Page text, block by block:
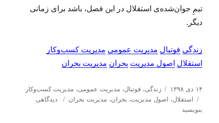
تیمِ جوان‌شده‌ی استقلال در این فصل، باشد برای زمانی
دیگر.
زندگی فوتبال مدیریت عمومی مدیریت کسب‌و‌کار
استقلال اصول مدیریت بحران مدیریت بحران
ا
س
۱۴ دی ۱۳۹۸
د
س
زندگی،فوتبال، مدیریت عمومی، مدیریت كسب‌و‌كار
ب
ر
استقلال، اصول مدیریت، بحران، مدیریت بحران
دیدگاهی
بنویسید